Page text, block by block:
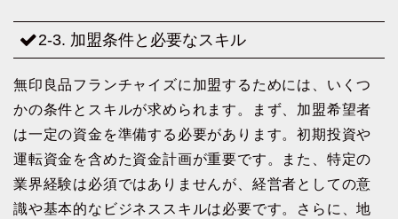
2-3. 加盟条件と必要なスキル
無印良品フランチャイズに加盟するためには、いくつ
かの条件とスキルが求められます。まず、加盟希望者
は一定の資金を準備する必要があります。初期投資や
運転資金を含めた資金計画が重要です。また、特定の
業界経験は必須ではありませんが、経営者としての意
識や基本的なビジネススキルは必要です。さらに、地